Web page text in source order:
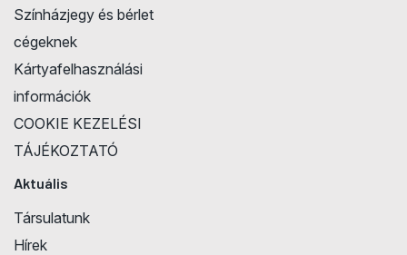
Színházjegy és bérlet
cégeknek
Kártyafelhasználási
információk
COOKIE KEZELÉSI
TÁJÉKOZTATÓ
Aktuális
Társulatunk
Hírek